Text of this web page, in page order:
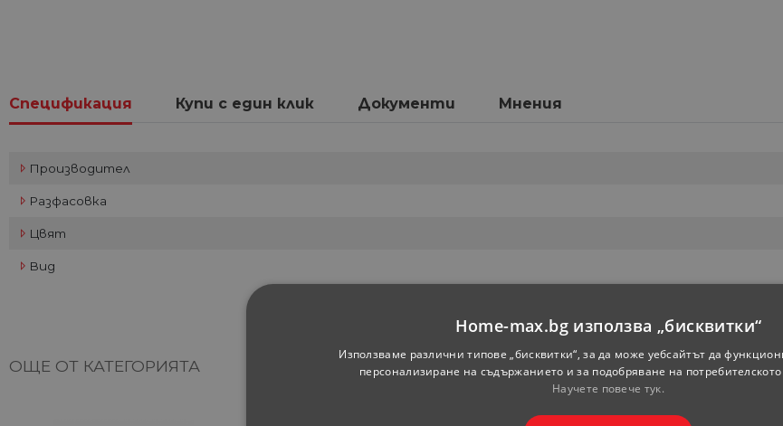
Спецификация Купи с един клик Документи Мнения
Производител
Разфасовка
Цвят
Вид
ОЩЕ ОТ КАТЕГОРИЯТА
Home-max.bg използва „бисквитки“
Използваме различни типове „бисквитки“, за да може уебсайтът да
персонализиране на съдържанието и за подобряване на
Научете повече тук.